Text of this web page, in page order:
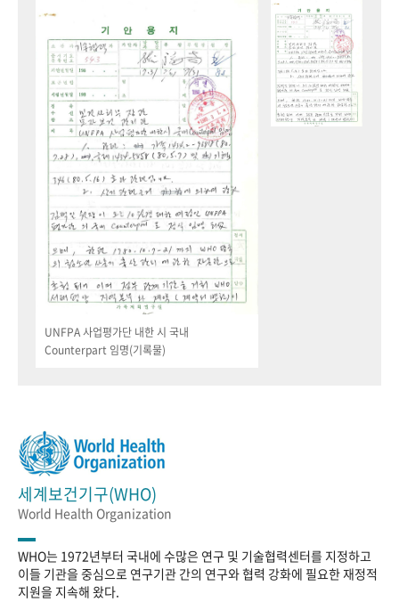
UNFPA 사업평가단 내한 시 국내
Counterpart 임명(기록물)
세계보건기구(WHO)
World Health Organization
WHO는 1972년부터 국내에 수많은 연구 및 기술협력센터를 지정하고
이들 기관을 중심으로 연구기관 간의 연구와 협력 강화에 필요한 재정적
지원을 지속해 왔다.